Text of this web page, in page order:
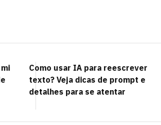
Como usar IA para reescrever
texto? Veja dicas de prompt e
detalhes para se atentar